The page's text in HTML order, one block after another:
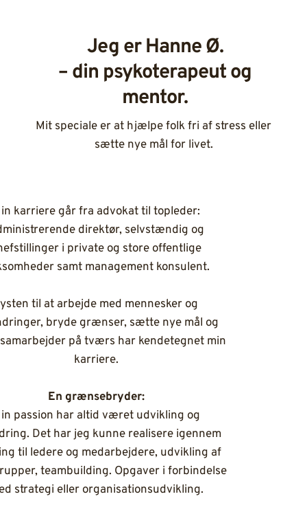
Jeg er Hanne Ø.
– din psykoterapeut og
mentor.
Mit speciale er at hjælpe folk fri af stress eller
sætte nye mål for livet.
karriere går fra advokat til topleder:
direktør, selvstændig og
i private og store offentlige
samt management konsulent.
til at arbejde med mennesker og
bryde grænser, sætte nye mål og
på tværs har kendetegnet min
karriere.
En grænsebryder:
passion har altid været udvikling og
Det har jeg kunne realisere igennem
til ledere og medarbejdere, udvikling af
teambuilding. Opgaver i forbindelse
strategi eller organisationsudvikling.